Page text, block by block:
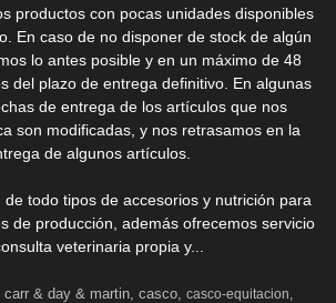
productos con pocas unidades disponibles
En caso de no disponer de stock de algún
lo antes posible y en un máximo de 48
del plazo de entrega definitivo. En algunas
de entrega de los artículos que nos
son modificadas, y nos retrasamos en la
de algunos artículos.
de todo tipos de accesorios y nutrición para
de producción, además ofrecemos servicio
veterinaria propia y...
carr & day & martin casco
casco-equitacion